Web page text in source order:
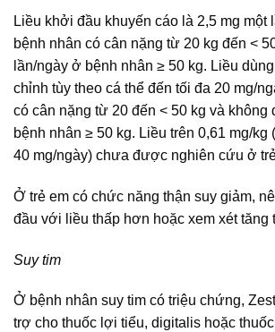
Liều khởi đầu khuyến cáo là 2,5 mg một
bệnh nhân có cân nặng từ 20 kg đến <
lần/ngày ở bệnh nhân ≥ 50 kg. Liều
chỉnh tùy theo cá thể đến tối đa 20 mg/
có cân nặng từ 20 đến < 50 kg và không
bệnh nhân ≥ 50 kg. Liều trên 0,61 mg/kg
40 mg/ngày) chưa được nghiên cứu ở
Ở trẻ em có chức năng thận suy giảm,
đầu với liều thấp hơn hoặc xem xét tăng
Suy tim
Ở bệnh nhân suy tim có triệu chứng,
trợ cho thuốc lợi tiểu, digitalis hoặc